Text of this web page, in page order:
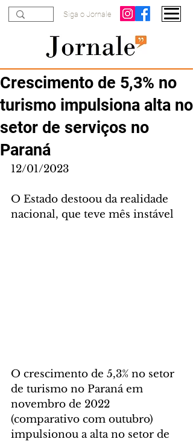
Siga o Jornale
Crescimento de 5,3% no
turismo impulsiona alta no
setor de serviços no
Paraná
12/01/2023
O Estado destoou da realidade
nacional, que teve mês instável
O crescimento de 5,3% no setor
de turismo no Paraná em
novembro de 2022
(comparativo com outubro)
impulsionou a alta no setor de